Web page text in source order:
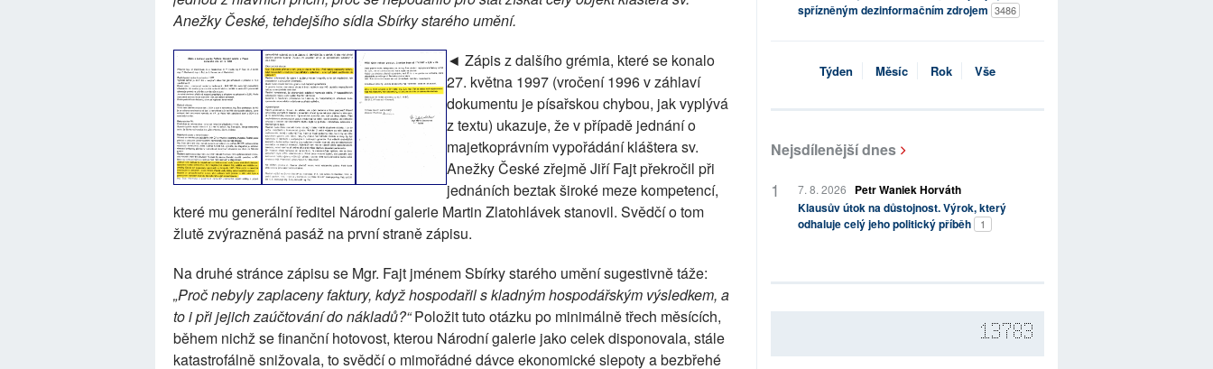
Anežky České, tehdejšího sídla Sbírky starého umění.
◄ Zápis z dalšího grémia, které se konalo
27. května 1997 (vročení 1996 v záhlaví
dokumentu je písařskou chybou, jak vyplývá
z textu) ukazuje, že v případě jednání o
majetkoprávním vypořádání kláštera sv.
Anežky České zřejmě Jiří Fajt překročil při
jednáních beztak široké meze kompetencí,
které mu generální ředitel Národní galerie Martin Zlatohlávek stanovil. Svědčí o tom
žlutě zvýrazněná pasáž na první straně zápisu.
Na druhé stránce zápisu se Mgr. Fajt jménem Sbírky starého umění sugestivně táže:
„Proč nebyly zaplaceny faktury, když hospodařil s kladným hospodářským výsledkem, a
to i při jejich zaúčtování do nákladů?“Položit tuto otázku po minimálně třech měsících,
během nichž se finanční hotovost, kterou Národní galerie jako celek disponovala, stále
katastrofálně snižovala, to svědčí o mimořádné dávce ekonomické slepoty a bezbřehé
spřízněným dezinformačním zdrojem 3486
Týden Měsíc Rok Vše
Nejsdílenější dnes
7. 8. 2026
Petr Waniek Horváth
Klausův útok na důstojnost. Výrok, který
odhaluje celý jeho politický příběh
1
13783